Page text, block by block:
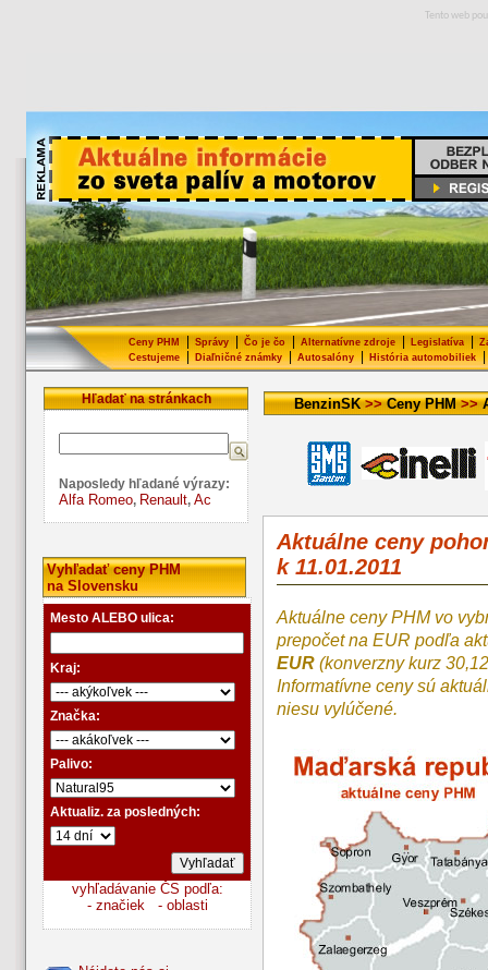
Tento web
Ceny PHM Správy Čo je čo Alternatívne zdroje Legislatíva
Cestujeme| Diaľničné známky| Autosalóny| História automobiliek|
Hľadať na stránkach
Naposledy hľadané výrazy:
Alfa Romeo, Renault, Ac
Vyhľadať ceny PHM
na Slovensku
Mesto ALEBO ulica:
Kraj:
Značka:
Palivo:
Aktualiz. za posledných:
vyhľadávanie ČS podľa:
- značiek
- oblasti
BenzinSK>>Ceny PHM>>
Aktuálne ceny
k 11.01.2011
Aktuálne ceny PHM vo
prepočet na EUR podľa
EUR (konverzny kurz
Informatívne ceny sú
niesu vylúčené.